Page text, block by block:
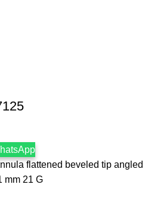
flattened beveled tip angled
mm 21 G